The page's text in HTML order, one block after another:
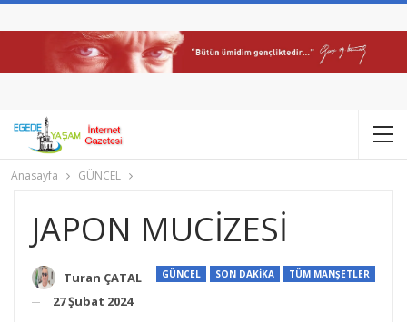
Anasayfa GÜNCEL
JAPON MUCİZESİ
GÜNCEL SON DAKİKA TÜM MANŞETLER
Turan ÇATAL
27 Şubat 2024